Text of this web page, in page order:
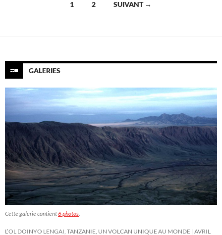
articles
1 2 SUIVANT →
GALERIES
Cette galerie contient6 photos
L’OL DOINYO LENGAI, TANZANIE, UN VOLCAN UNIQUE AU MONDE AVRIL